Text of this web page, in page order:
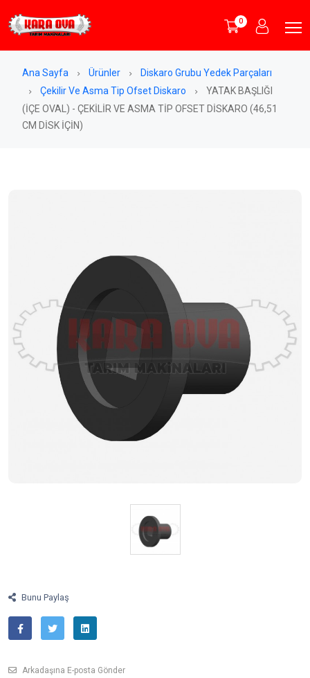
0
Ana Sayfa Ürünler
Diskaro Grubu Yedek Parçaları
Çekilir Ve Asma Tip Ofset Diskaro
YATAK BAŞLIĞI
(İÇE OVAL) - ÇEKİLİR VE ASMA TİP OFSET DİSKARO (46,51
CM DİSK İÇİN)
Bunu Paylaş
Arkadaşına E-posta Gönder